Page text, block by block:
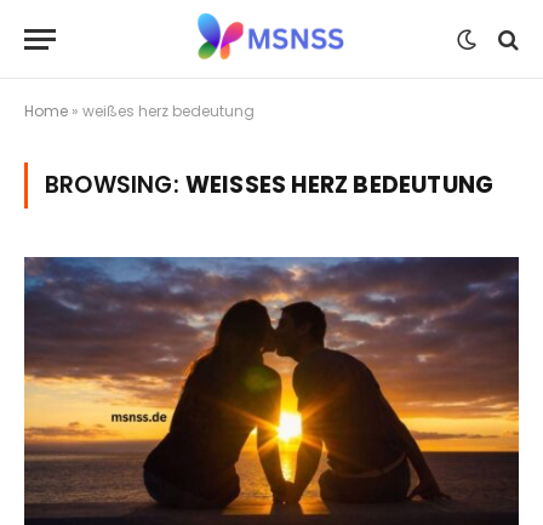
Home » weißes herz bedeutung
BROWSING: WEISSES HERZ BEDEUTUNG